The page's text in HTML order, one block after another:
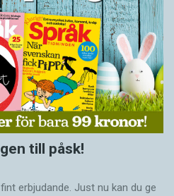
till påsk!
erbjudande. Just nu kan du ge